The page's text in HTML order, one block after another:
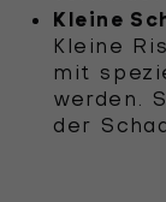
Kleine
Kleine
mit
werden.
der